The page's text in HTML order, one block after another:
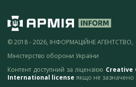
© 2018 - 2026, ІНФОРМАЦІЙНЕ АГЕНТСТВО,
Міністерство оборони України
Контент доступний за ліцензією Creative
International license якщо не зазначено